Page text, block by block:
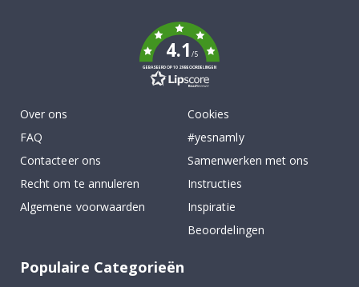
4.1/5
GEBASEERD OP 1029 BEOORDELINGEN
Over ons
FAQ
Contacteer ons
Recht om te annuleren
Algemene voorwaarden
Cookies
#yesnamly
Samenwerken met ons
Instructies
Inspiratie
Beoordelingen
Populaire Categorieën